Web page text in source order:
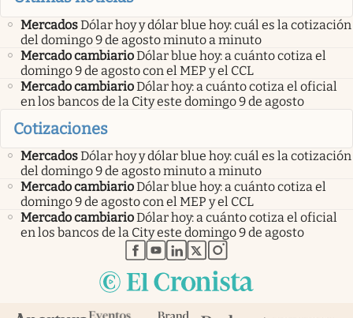
MercadosDólar hoy y dólar blue hoy: cuál es la cotización
del domingo 9 de agosto minuto a minuto
Mercado cambiarioDólar blue hoy: a cuánto cotiza el
domingo 9 de agosto con el MEP y el CCL
Mercado cambiarioDólar hoy: a cuánto cotiza el oficial
en los bancos de la City este domingo 9 de agosto
Cotizaciones
MercadosDólar hoy y dólar blue hoy: cuál es la cotización
del domingo 9 de agosto minuto a minuto
Mercado cambiarioDólar blue hoy: a cuánto cotiza el
domingo 9 de agosto con el MEP y el CCL
Mercado cambiarioDólar hoy: a cuánto cotiza el oficial
en los bancos de la City este domingo 9 de agosto
abre en nueva pestaña
abre en nueva pestaña
abre en nueva pestaña
abre en nueva pestaña
abre en nueva pestaña